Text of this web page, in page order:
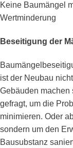
Keine Baumängel
Wertminderung
Beseitigung der
ist der Neubau
Gebäuden machen
gefragt, um die
minimieren. Oder
sondern um den
Bausubstanz